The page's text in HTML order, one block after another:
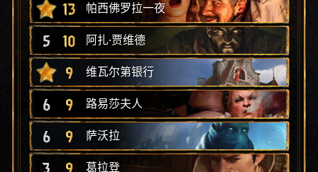
13 帕西佛罗拉一夜
5 10 阿扎·贾维德
9 维瓦尔第银行
6 9 路易莎夫人
6 9 萨沃拉
3 9 葛拉登